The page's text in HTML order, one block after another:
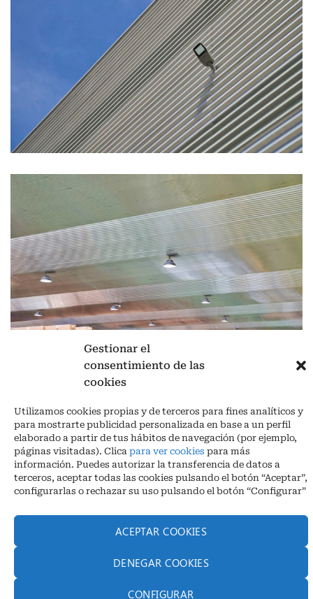
Gestionar el
consentimiento de las
cookies
Utilizamos cookies propias y de terceros para fines analíticos y
para mostrarte publicidad personalizada en base a un perfil
elaborado a partir de tus hábitos de navegación (por ejemplo,
páginas visitadas). Clica para ver cookies para más
información. Puedes autorizar la transferencia de datos a
terceros, aceptar todas las cookies pulsando el botón “Aceptar”,
configurarlas o rechazar su uso pulsando el botón “Configurar”
ACEPTAR COOKIES
DENEGAR COOKIES
CONFIGURAR
Ctra. A-3132, De Aguilar a A-318 por Moriles km 15,5 M.I. (Córdoba)
España
COORDENADAS: Latitud: 37,40 – Longitud -04,58 | Telf. + 34 957 51
30 68
info@infrico.com Infrico SL 2026©. Diseñado por Babait Technology